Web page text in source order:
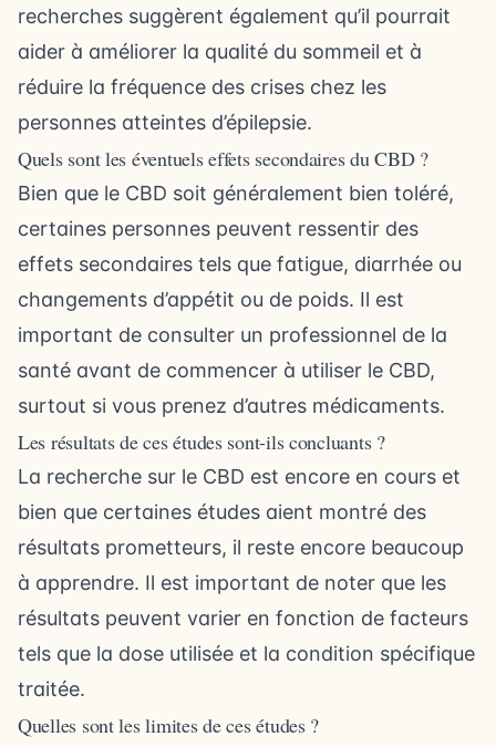
recherches suggèrent également qu’il pourrait
aider à améliorer la qualité du sommeil et à
réduire la fréquence des crises chez les
personnes atteintes d’épilepsie.
Quels sont les éventuels effets secondaires du CBD ?
Bien que le CBD soit généralement bien toléré,
certaines personnes peuvent ressentir des
effets secondaires tels que fatigue, diarrhée ou
changements d’appétit ou de poids. Il est
important de consulter un professionnel de la
santé avant de commencer à utiliser le CBD,
surtout si vous prenez d’autres médicaments.
Les résultats de ces études sont-ils concluants ?
La recherche sur le CBD est encore en cours et
bien que certaines études aient montré des
résultats prometteurs, il reste encore beaucoup
à apprendre. Il est important de noter que les
résultats peuvent varier en fonction de facteurs
tels que la dose utilisée et la condition spécifique
traitée.
Quelles sont les limites de ces études ?